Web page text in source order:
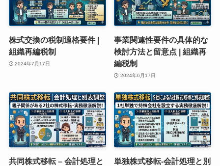
株式交換の税制適格要件 |
組織再編税制
2024年7月17日
事業関連性要件の具体的な
検討方法と留意点 | 組織再
編税制
2024年6月17日
共同株式移転 – 会計処理と
単独株式移転‐会計処理と別